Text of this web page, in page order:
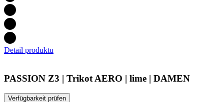
Detail produktu
PASSION Z3 | Trikot AERO | lime | DAMEN
Verfügbarkeit prüfen